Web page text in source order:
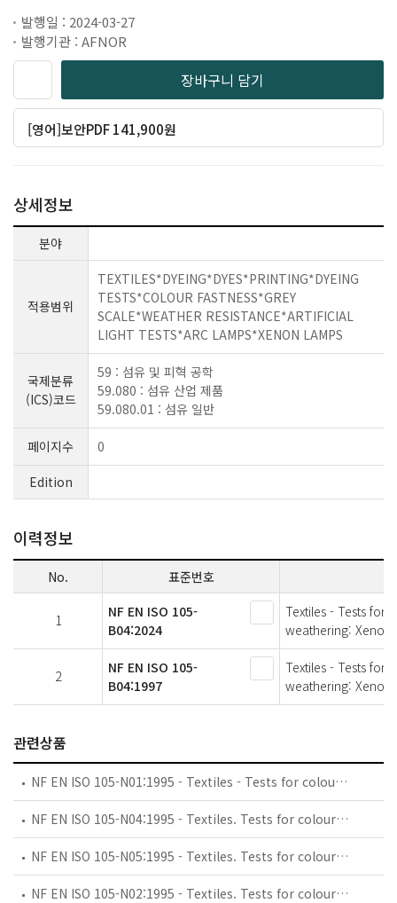
발행일 : 2024-03-27
발행기관 : AFNOR
장바구니 담기
[영어]보안PDF 141,900원
상세정보
분야
적용범위
TEXTILES*DYEING*DYES*PRINTING*DYEING
TESTS*COLOUR FASTNESS*GREY
SCALE*WEATHER RESISTANCE*ARTIFICIAL
LIGHT TESTS*ARC LAMPS*XENON LAMPS
국제분류
(ICS)코드
59 : 섬유 및 피혁 공학
59.080 : 섬유 산업 제품
59.080.01 : 섬유 일반
페이지수
0
Edition
이력정보
No. 표준번호
1
NF EN ISO 105-
B04:2024
Textiles - Tests for
weathering: Xenon
2
NF EN ISO 105-
B04:1997
Textiles - Tests for
weathering: Xenon
관련상품
NF EN ISO 105-N01:1995 - Textiles - Tests for colour fastness - Part N01: Colour fastness to bleaching: Hypochlorite (ISO 105-N01:1993)
NF EN ISO 105-N04:1995 - Textiles. Tests for colour fastness. Part N04 : colour fastness to bleaching : sodium chlorite (severe).
NF EN ISO 105-N05:1995 - Textiles. Tests for colour fastness. Part N05 : colour fastness to stoving.
NF EN ISO 105-N02:1995 - Textiles. Tests for colour fastness. Part N02 : colour fastness to bleaching : peroxide.